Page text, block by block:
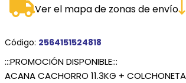
Ver el mapa de zonas de envío
Código: 2564151524818
:::PROMOCIÓN DISPONIBLE:::
ACANA CACHORRO 11.3KG + COLCHONETA